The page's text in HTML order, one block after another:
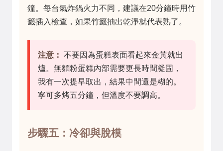
鐘。每台氣炸鍋火力不同，建議在20分鐘時用竹
籤插入檢查，如果竹籤抽出乾淨就代表熟了。
注意： 不要因為蛋糕表面看起來金黃就出
爐。無麵粉蛋糕內部需要更長時間凝固，
我有一次提早取出，結果中間還是糊的。
寧可多烤五分鐘，但溫度不要調高。
步驟五：冷卻與脫模